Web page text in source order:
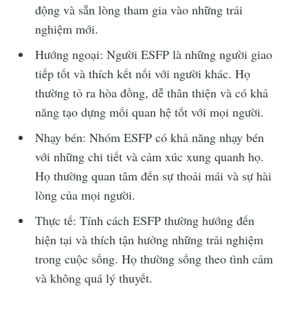
động và sẵn lòng tham gia vào những trải
nghiệm mới.
Hướng ngoại: Người ESFP là những người giao
tiếp tốt và thích kết nối với người khác. Họ
thường tỏ ra hòa đồng, dễ thân thiện và có khả
năng tạo dựng mối quan hệ tốt với mọi người.
Nhạy bén: Nhóm ESFP có khả năng nhạy bén
với những chi tiết và cảm xúc xung quanh họ.
Họ thường quan tâm đến sự thoải mái và sự hài
lòng của mọi người.
Thực tế: Tính cách ESFP thường hướng đến
hiện tại và thích tận hưởng những trải nghiệm
trong cuộc sống. Họ thường sống theo tình cảm
và không quá lý thuyết.